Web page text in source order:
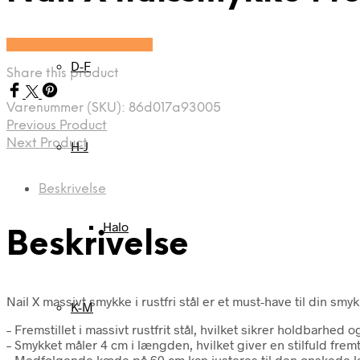
D-F
H-J
Halo
K-M
Share this product
Varenummer (SKU): 86d017a93005
Previous Product
Next Product
Beskrivelse
Beskrivelse
Nail X massivt smykke i rustfri stål er et must-have til din
– Fremstillet i massivt rustfrit stål, hvilket sikrer holdbarhed
– Smykket måler 4 cm i længden, hvilket giver en stilfuld